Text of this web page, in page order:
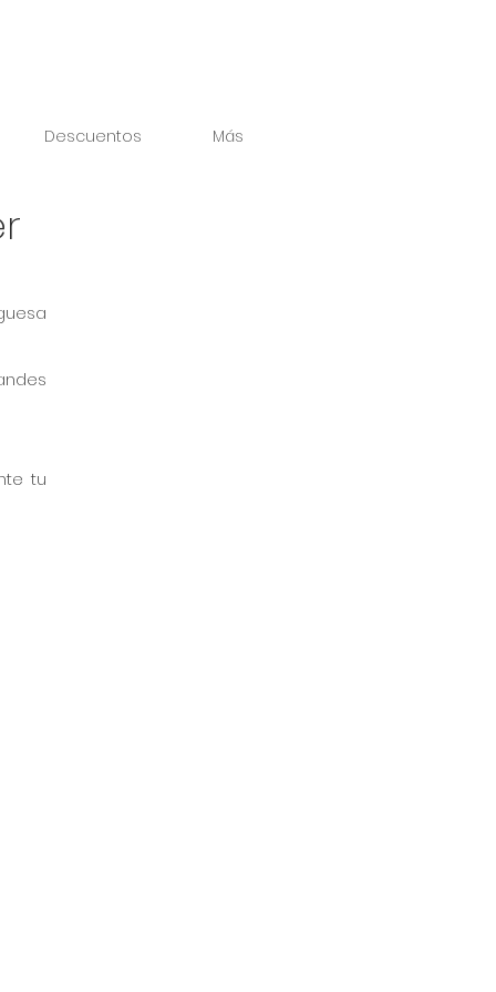
Descuentos Más
tu